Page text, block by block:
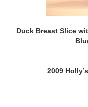
Duck Breast Slice
2009